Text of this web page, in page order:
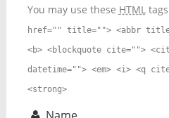
You may use these HTML
href="" title=""> <abbr
<b> <blockquote cite="">
datetime=""> <em> <i> <q
<strong>